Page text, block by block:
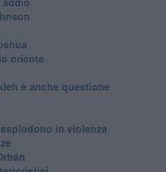
oriente
è anche questione
in violenza